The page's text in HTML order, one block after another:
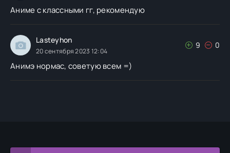
Аниме с классными гг, рекомендую
Lasteyhon
20 сентября 2023 12:04
9 0
Анимэ нормас, советую всем =)